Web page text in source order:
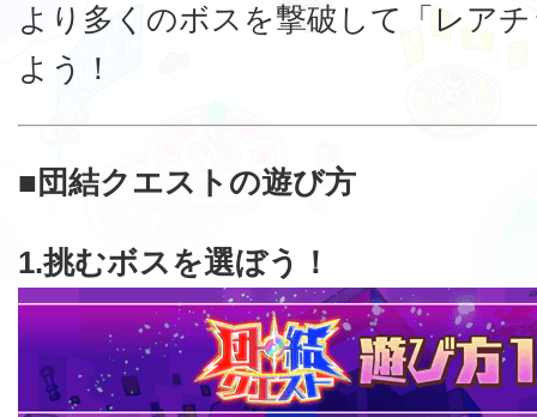
より多くのボスを撃破して「レア
よう！
■団結クエストの遊び方
1.挑むボスを選ぼう！